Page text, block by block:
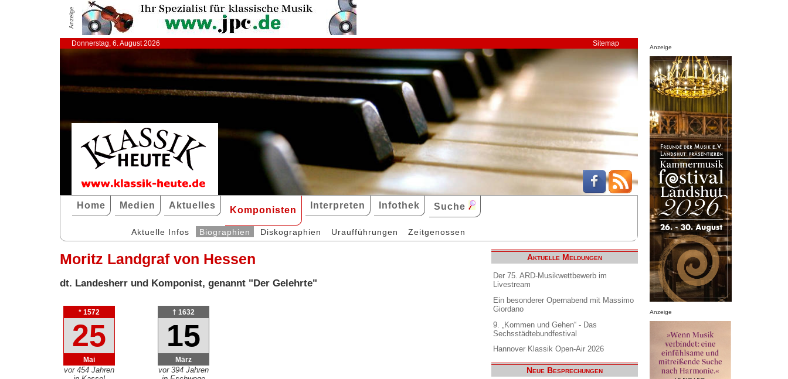
Anzeige
Donnerstag, 6. August 2026 Sitemap
Home Medien Aktuelles Komponisten Interpreten Infothek Suche
Aktuelle Infos Biographien Diskographien Uraufführungen Zeitgenossen
Moritz Landgraf von Hessen
dt. Landesherr und Komponist, genannt "Der Gelehrte"
* 1572
25
Mai
vor 454 Jahren
† 1632
15
März
vor 394 Jahren
Aktuelle Meldungen
Der 75. ARD-Musikwettbewerb im
Livestream
Ein besonderer Opernabend mit Massimo
Giordano
9. „Kommen und Gehen“ - Das
Sechsstädtebundfestival
Hannover Klassik Open-Air 2026
Neue Besprechungen
Anzeige
Anzeige